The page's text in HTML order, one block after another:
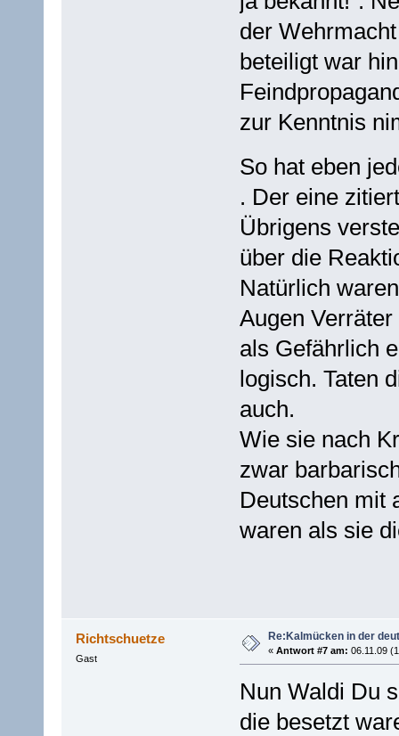
der
beteiligt war
zur Kenntnis
So hat eben
. Der eine
Übrigens
über die
Natürlich
Augen
als Gefährlich
logisch. Taten
auch.
Wie sie nach
zwar
Deutschen mit
waren als sie
Richtschuetze
Gast
Re:Kalmücken in der
« Antwort #7 am: 06.11.09
Nun Waldi Du
die besetzt